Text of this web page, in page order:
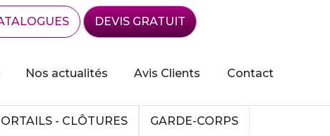
DEVIS GRATUIT
Nos actualités Avis Clients Contact
- CLÔTURES GARDE-CORPS